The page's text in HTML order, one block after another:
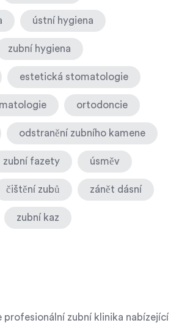
ústní hygiena
zubní hygiena
estetická stomatologie
ortodoncie
odstranění zubního kamene
zubní fazety úsměv
čištění zubů zánět dásní
zubní kaz
profesionální zubní klinika nabízející